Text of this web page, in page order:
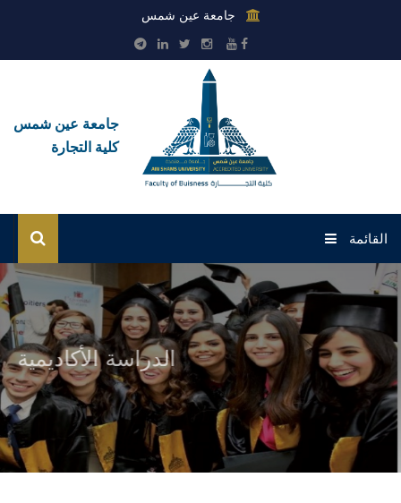
جامعة عين شمس
جامعة عين شمس
كلية التجارة
القائمة
عن الكلية
القطاعات
الأقسام العلمية
الدراسة الأكاديمية